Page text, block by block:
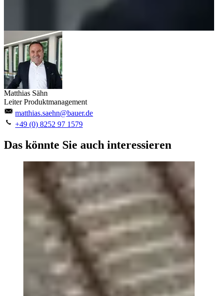
Matthias Sähn
Leiter Produktmanagement
matthias.saehn@bauer.de
+49 (0) 8252 97 1579
Das könnte Sie auch interessieren